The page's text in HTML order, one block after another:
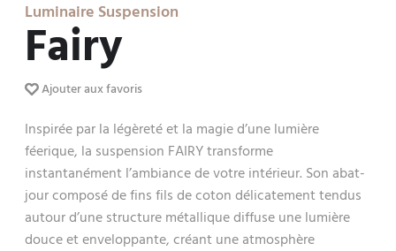
Luminaire Suspension
Fairy
Ajouter aux favoris
Inspirée par la légèreté et la magie d’une lumière
féerique, la suspension FAIRY transforme
instantanément l’ambiance de votre intérieur. Son abat-
jour composé de fins fils de coton délicatement tendus
autour d’une structure métallique diffuse une lumière
douce et enveloppante, créant une atmosphère